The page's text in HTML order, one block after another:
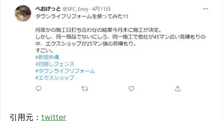
引用元： twitter